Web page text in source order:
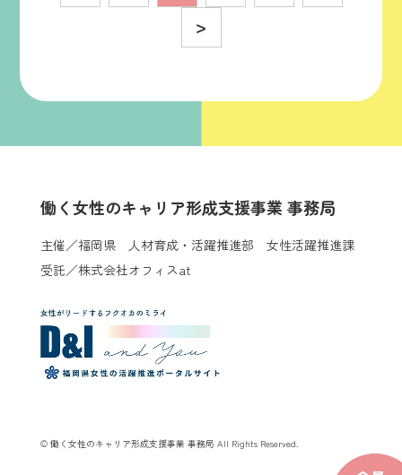
>
働く女性のキャリア形成支援事業 事務局
主催／福岡県 人材育成・活躍推進部 女性活躍推進課
受託／株式会社オフィスat
© 働く女性のキャリア形成支援事業 事務局 All Rights Reserved.